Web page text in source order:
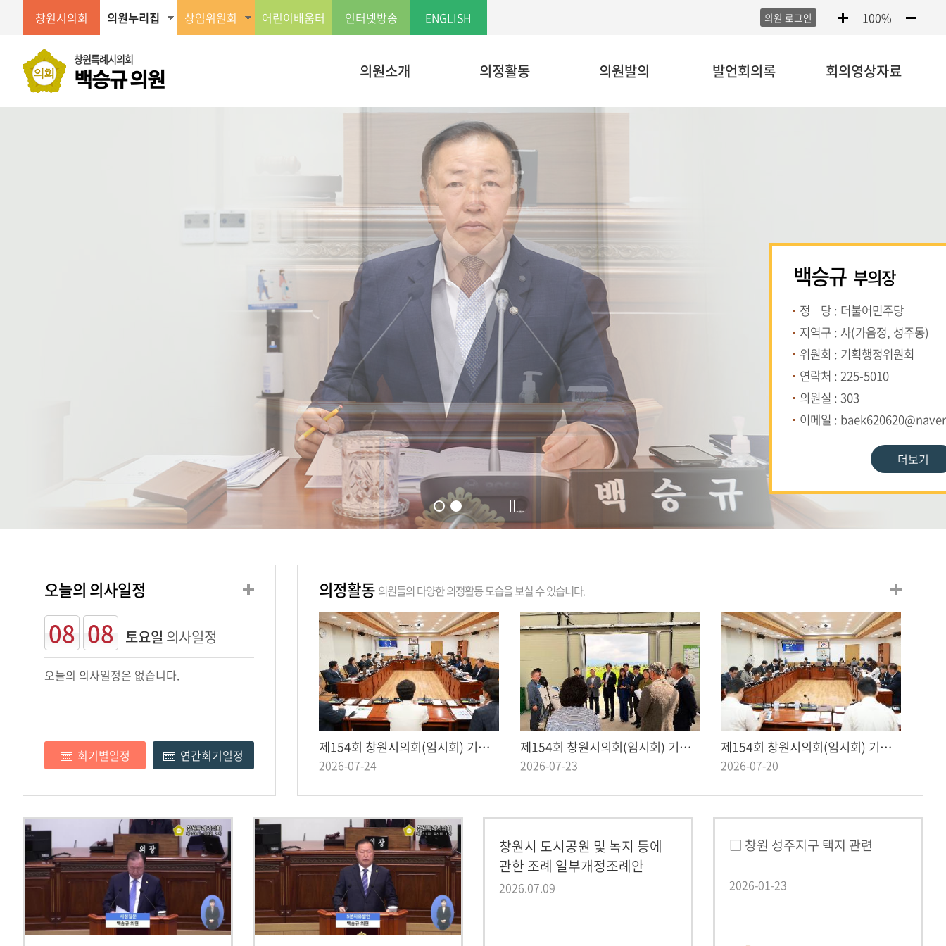
LOCAL 메뉴 바로가기
창원특례시의회
백승규 의원
창원시의회 의원누리집 상임위원회 어린이배움터 인터넷방송 ENGLISH 100%
의원 로그인
의원소개 의정활동 의원발의 발언회의록 회의영상자료
백승규 부의장
정 당 : 더불어민주당
지역구 : 사(가음정, 성주동)
위원회 : 기획행정위원회
연락처 : 225-5010
의원실 : 303
이메일 :
더보기
오늘의 의사일정
08 08 토요일 의사일정
오늘의 의사일정은 없습니다.
회기별일정 연간회기일정
의정활동 의원들의 다양한 의정활동 모습을 보실 수 있습니다.
제154회 창원시의회(임시회) 기획행정위원회 제4차 회의
2026-07-24
제154회 창원시의회(임시회) 기획행정위원회 공유재산 심사대상지 현장방문
2026-07-23
제154회 창원시의회(임시회) 기획행정위원회 제1차 회의
2026-07-20
창원시 도시공원 및 녹지 등에
관한 조례 일부개정조례안
2026.07.09
□ 창원 성주지구 택지 관련
2026-01-23